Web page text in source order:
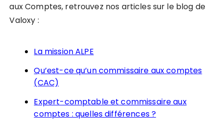
aux Comptes, retrouvez nos articles sur le blog de
Valoxy :
La mission ALPE
Qu’est-ce qu’un commissaire aux comptes
(CAC)
Expert-comptable et commissaire aux
comptes : quelles différences ?